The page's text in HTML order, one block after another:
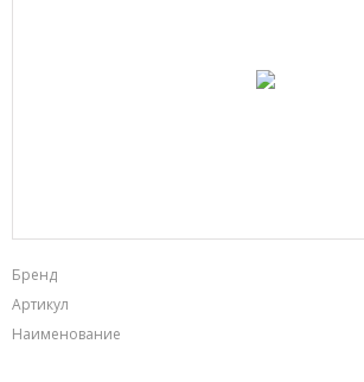
Бренд
Артикул
Наименование